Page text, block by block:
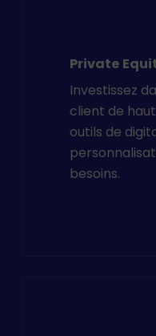
Private
Investissez
client de
outils de
besoins.